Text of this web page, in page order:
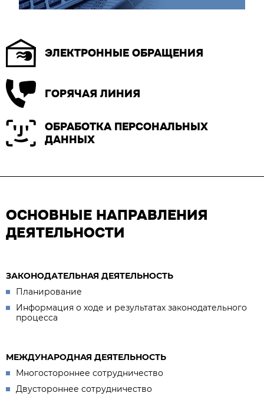
ЭЛЕКТРОННЫЕ ОБРАЩЕНИЯ
ГОРЯЧАЯ ЛИНИЯ
ОБРАБОТКА ПЕРСОНАЛЬНЫХ
ДАННЫХ
ОСНОВНЫЕ НАПРАВЛЕНИЯ
ДЕЯТЕЛЬНОСТИ
ЗАКОНОДАТЕЛЬНАЯ ДЕЯТЕЛЬНОСТЬ
Планирование
Информация о ходе и результатах законодательного
процесса
МЕЖДУНАРОДНАЯ ДЕЯТЕЛЬНОСТЬ
Многостороннее сотрудничество
Двустороннее сотрудничество